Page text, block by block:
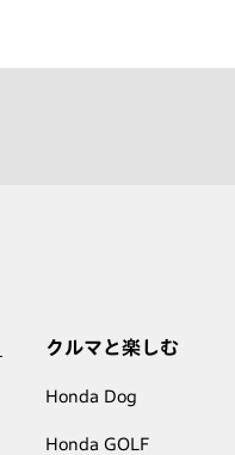
クルマと楽しむ
Honda Dog
Honda GOLF